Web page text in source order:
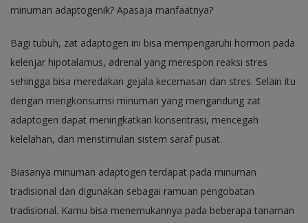
minuman adaptogenik? Apasaja manfaatnya?
Bagi tubuh, zat adaptogen ini bisa mempengaruhi hormon pada
kelenjar hipotalamus, adrenal yang merespon reaksi stres
sehingga bisa meredakan gejala kecemasan dan stres. Selain itu
dengan mengkonsumsi minuman yang mengandung zat
adaptogen dapat meningkatkan konsentrasi, mencegah
kelelahan, dan menstimulan sistem saraf pusat.
Biasanya minuman adaptogen terdapat pada minuman
tradisional dan digunakan sebagai ramuan pengobatan
tradisional. Kamu bisa menemukannya pada beberapa tanaman